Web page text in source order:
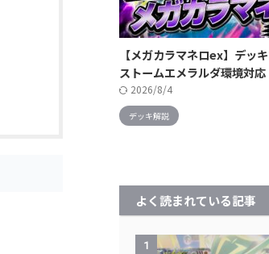
【メガカラマネロex】デッ
ストームエメラルダ環境対応
2026/8/4
デッキ解説
よく読まれている記事
1